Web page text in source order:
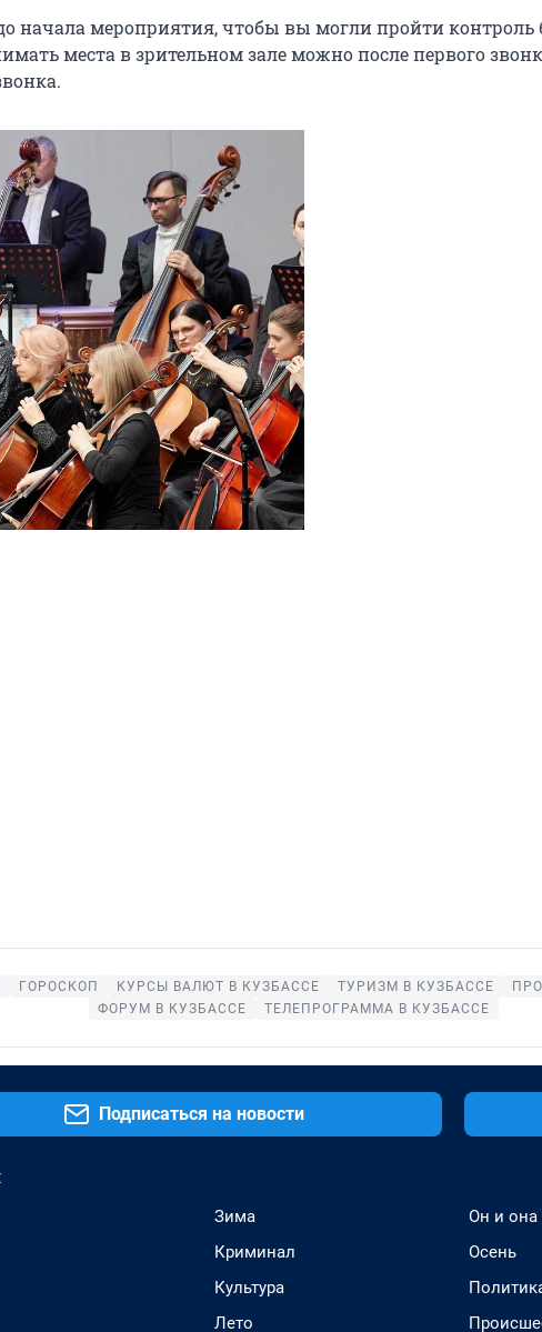
начала мероприятия, чтобы вы могли пройти контроль
места в зрительном зале можно после первого
ГОРОСКОП КУРСЫ ВАЛЮТ В КУЗБАССЕ ТУРИЗМ В КУЗБАССЕ
ФОРУМ В КУЗБАССЕ
ТЕЛЕПРОГРАММА В КУЗБАССЕ
Подписаться на новости
Зима
Криминал
Культура
Лето
Он и она
Осень